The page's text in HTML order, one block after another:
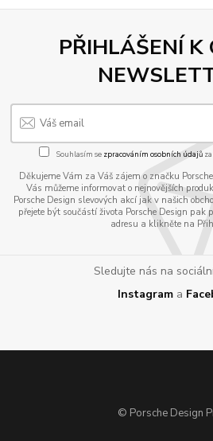
PŘIHLÁŠENÍ K
Souhlasím se zpracováním osobních údajůza
Děkujeme Vám za Váš zájem o značku
Vás můžeme informovat o nejnovějších
Porsche Design slevových akcí jak v našich
přejete být součástí života Porsche Design pak
adresu a klikněte na
Sledujte nás na
Instagram a
© Porsche Design